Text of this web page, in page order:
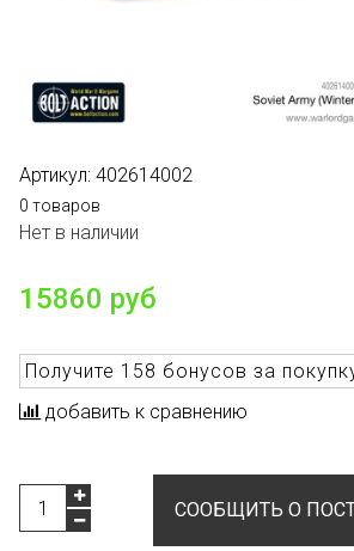
Артикул: 402614002
0 товаров
Нет в наличии
15860 руб
Получите 158 бонусов за
добавить к сравнению
СООБЩИТЬ О